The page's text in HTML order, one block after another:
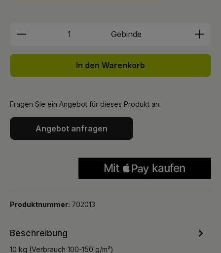
Produkt Anzahl: Gib den
Gebinde
In den Warenkorb
Fragen Sie ein Angebot für dieses Produkt an.
Angebot anfragen
Produktnummer: 702013
Beschreibung
10 kg (Verbrauch 100-150 g/m²)